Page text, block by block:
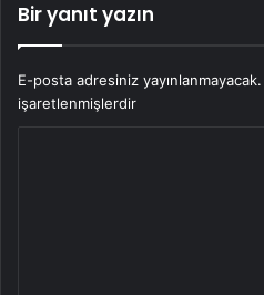
Bir yanıt yazın
E-posta adresiniz yayınlanmayacak.
işaretlenmişlerdir